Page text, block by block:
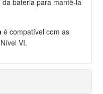
é compatível com as
VI.